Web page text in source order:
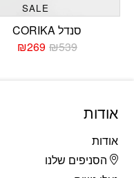
SALE
סנדל CORIKA
₪539
המחיר
₪269המחיר
אודות
אודות
הסניפים שלנו